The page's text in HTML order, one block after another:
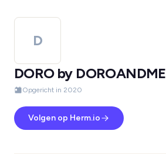
D
DORO by DOROANDME
Opgericht in 2020
Volgen op Herm.io